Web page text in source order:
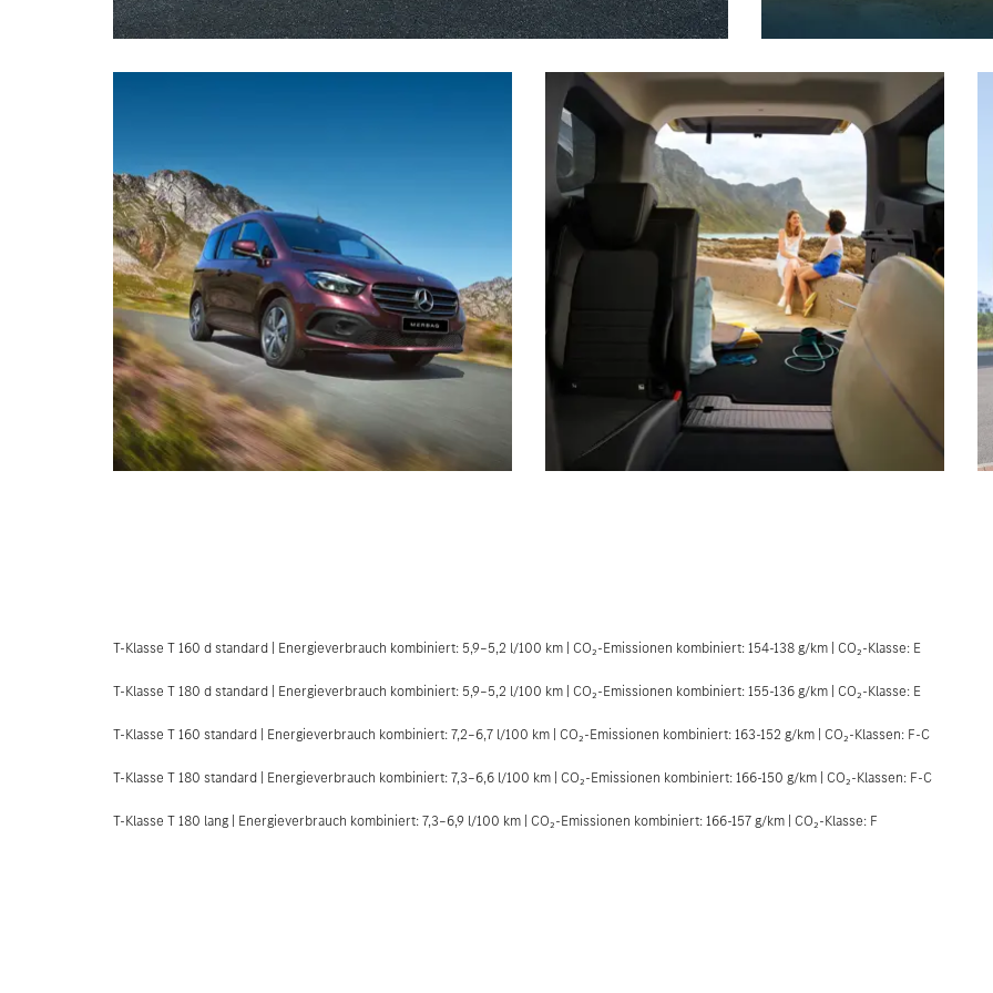
T-Klasse T 160 d standard | Energieverbrauch kombiniert: 5,9–5,2 l/100 km | CO₂-Emissionen kombiniert: 154-138 g/km | CO₂-Klasse: E
T-Klasse T 180 d standard | Energieverbrauch kombiniert: 5,9–5,2 l/100 km | CO₂-Emissionen kombiniert: 155-136 g/km | CO₂-Klasse: E
T-Klasse T 160 standard | Energieverbrauch kombiniert: 7,2–6,7 l/100 km | CO₂-Emissionen kombiniert: 163-152 g/km | CO₂-Klassen: F-C
T-Klasse T 180 standard | Energieverbrauch kombiniert: 7,3–6,6 l/100 km | CO₂-Emissionen kombiniert: 166-150 g/km | CO₂-Klassen: F-C
T-Klasse T 180 lang | Energieverbrauch kombiniert: 7,3–6,9 l/100 km | CO₂-Emissionen kombiniert: 166-157 g/km | CO₂-Klasse: F